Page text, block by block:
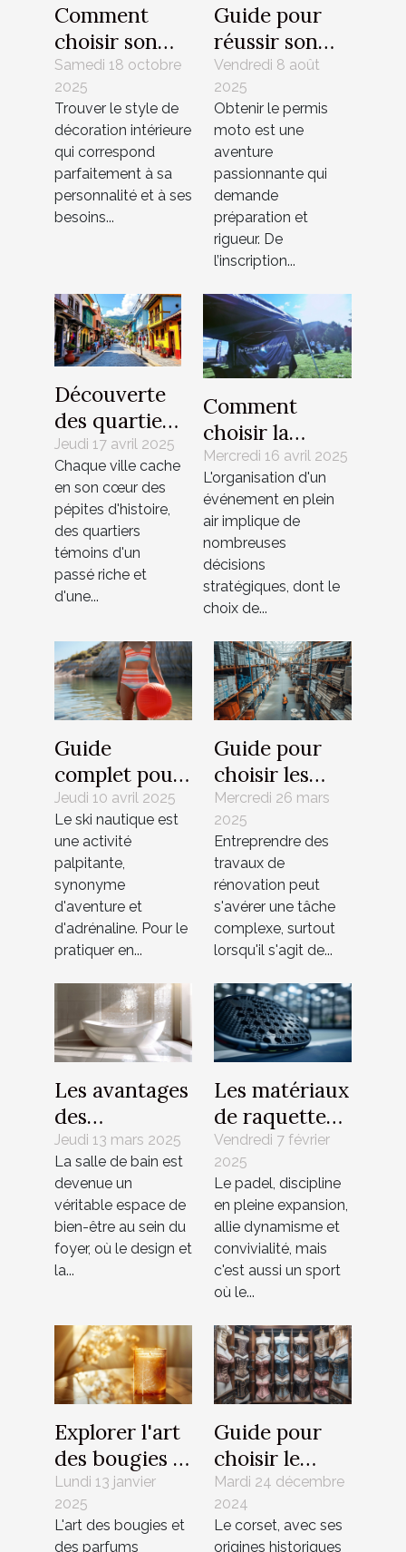
Comment
choisir son
style de
décoration
intérieure
idéal ?
Samedi 18 octobre
2025
Trouver le style de
décoration intérieure
qui correspond
parfaitement à sa
personnalité et à ses
besoins...
Guide pour
réussir son
permis moto :
étapes et
conseils
Vendredi 8 août
2025
Obtenir le permis
moto est une
aventure
passionnante qui
demande
préparation et
rigueur. De
l’inscription...
Découverte
des quartiers
historiques
et leur
influence sur
la culture
locale
Jeudi 17 avril 2025
Chaque ville cache
en son cœur des
pépites d'histoire,
des quartiers
témoins d'un
passé riche et
d'une...
Comment
choisir la
meilleure tente
personnalisable
pour votre
événement
Mercredi 16 avril 2025
L'organisation d'un
événement en plein
air implique de
nombreuses
décisions
stratégiques, dont le
choix de...
Guide
complet pour
choisir et
utiliser les
bouées de ski
nautique
Jeudi 10 avril 2025
Le ski nautique est
une activité
palpitante,
synonyme
d'aventure et
d'adrénaline. Pour le
pratiquer en...
Guide pour
choisir les
meilleurs
matériaux
pour votre
rénovation
Mercredi 26 mars
2025
Entreprendre des
travaux de
rénovation peut
s'avérer une tâche
complexe, surtout
lorsqu'il s'agit de...
Les avantages
des
revêtements
en mosaïque
pour salles de
bain
modernes
Jeudi 13 mars 2025
La salle de bain est
devenue un
véritable espace de
bien-être au sein du
foyer, où le design et
la...
Les matériaux
de raquette
de padel : ce
que vous
devez savoir
Vendredi 7 février
2025
Le padel, discipline
en pleine expansion,
allie dynamisme et
convivialité, mais
c'est aussi un sport
où le...
Explorer l'art
des bougies et
parfums
d'intérieur
haut de
Lundi 13 janvier
2025
L'art des bougies et
des parfums
Guide pour
choisir le
corset idéal
pour chaque
silhouette
Mardi 24 décembre
2024
Le corset, avec ses
origines historiques